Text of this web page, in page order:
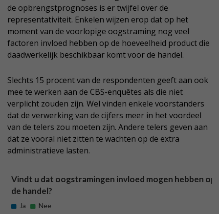
de opbrengstprognoses is er twijfel over de
representativiteit. Enkelen wijzen erop dat op het
moment van de voorlopige oogstraming nog veel
factoren invloed hebben op de hoeveelheid product die
daadwerkelijk beschikbaar komt voor de handel.
Slechts 15 procent van de respondenten geeft aan ook
mee te werken aan de CBS-enquêtes als die niet
verplicht zouden zijn. Wel vinden enkele voorstanders
dat de verwerking van de cijfers meer in het voordeel
van de telers zou moeten zijn. Andere telers geven aan
dat ze vooral niet zitten te wachten op de extra
administratieve lasten.